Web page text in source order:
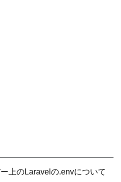
上のLaravelの.envについて